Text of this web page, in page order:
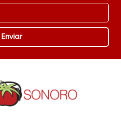
Enviar